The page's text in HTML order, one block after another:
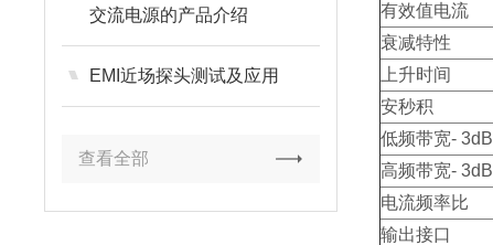
交流电源的产品介绍
EMI近场探头测试及应用
查看全部
有效值电流
衰减特性
上升时间
安秒积
低频带宽- 3dB
高频带宽- 3dB
电流频率比
输出接口